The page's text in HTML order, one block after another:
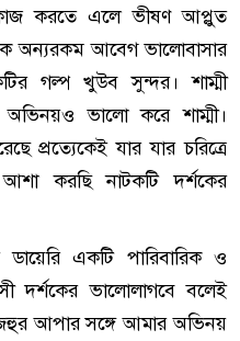
করতে এলে ভীষণ আপ্লুত
অন্যরকম আবেগ ভালোবাসার
গল্প খুউব সুন্দর। শাম্মী
ভালো করে শাম্মী।
প্রত্যেকেই যার যার চরিত্রে
করছি নাটকটি দর্শকের
ডায়েরি একটি পারিবারিক ও
দর্শকের ভালোলাগবে বলেই
আপার সঙ্গে আমার অভিনয়